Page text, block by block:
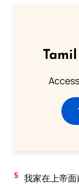
5 我家在上帝